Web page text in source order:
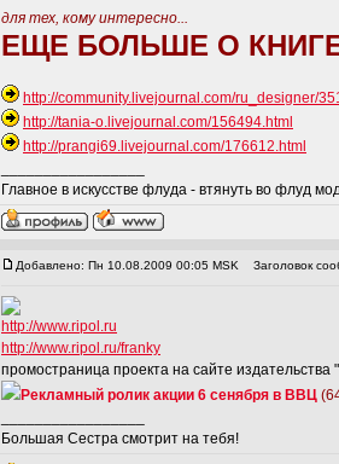
для тех, кому интересно...
ЕЩЕ БОЛЬШЕ О
http://community.livejournal.com/ru_designer/
http://tania-o.livejournal.com/156494.html
http://prangi69.livejournal.com/176612.html
Главное в искусстве флуда - втянуть во флуд
Добавлено: Пн 10.08.2009 00:05 MSK Заголовок
http://www.ripol.ru
http://www.ripol.ru/franky
промостраница проекта на сайте издательства
Рекламный ролик акции 6 сенября в ВВЦ
Большая Сестра смотрит на тебя!